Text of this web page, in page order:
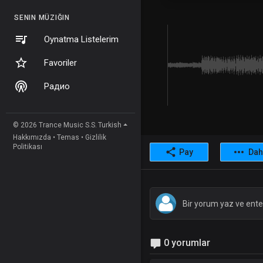
SENIN MÜZIĞIN
Oynatma Listelerim
Favoriler
Радио
© 2026 Trance Music S.S. Turkish
Hakkımızda • Temas • Gizlilik
Politikası
Pay
0 yorumlar